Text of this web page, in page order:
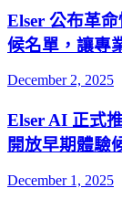
Elser 公布革
候名單，讓專
December 2, 2025
Elser AI 正式
開放早期體驗
December 1, 2025